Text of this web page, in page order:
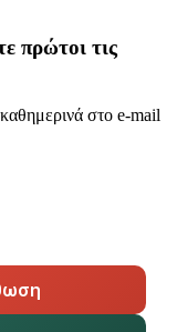
πρώτοι τις
στο e-mail